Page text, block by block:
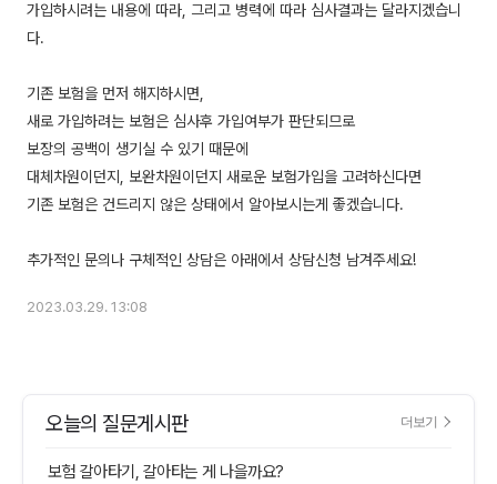
가입하시려는 내용에 따라, 그리고 병력에 따라 심사결과는 달라지겠습니
다.
기존 보험을 먼저 해지하시면,
새로 가입하려는 보험은 심사후 가입여부가 판단되므로
보장의 공백이 생기실 수 있기 때문에
대체차원이던지, 보완차원이던지 새로운 보험가입을 고려하신다면
기존 보험은 건드리지 않은 상태에서 알아보시는게 좋겠습니다.
2023.03.29. 13:08
오늘의 질문게시판 더보기
보험 갈아타기, 갈아타는 게 나을까요?